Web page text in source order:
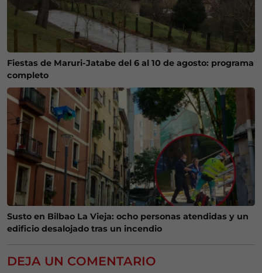
Fiestas de Maruri-Jatabe del 6 al 10 de agosto: programa
completo
Susto en Bilbao La Vieja: ocho personas atendidas y un
edificio desalojado tras un incendio
DEJA UN COMENTARIO